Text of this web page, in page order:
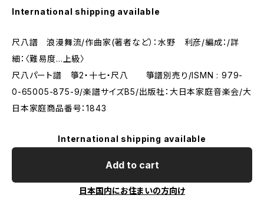
International shipping available
尺八譜 浪漫舞流/作曲家(著者など）：水野 利彦/編成：/詳
細：〈難易度…上級〉
尺八パート譜 箏2・十七・尺八 箏譜別売り/ISMN : 979-
0-65005-875-9/楽譜サイズB5/出版社：大日本家庭音楽会/大
日本家庭商品番号：1843
International shipping available
Add to cart
日本国内にお住まいの方向け